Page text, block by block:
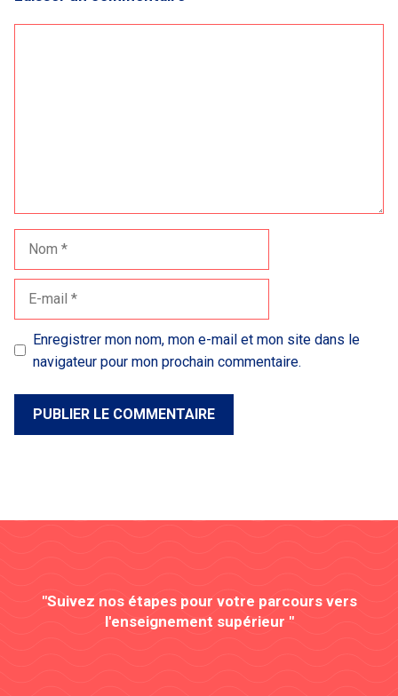
Enregistrer mon nom, mon e-mail et mon site dans le
navigateur pour mon prochain commentaire.
"Suivez nos étapes pour votre parcours vers
l'enseignement supérieur "